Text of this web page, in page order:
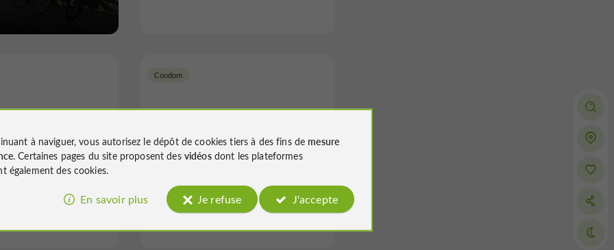
D'ADRIEN
Cyclistes à Marciac
Gheeraert Serge
Condom
VTT Randonnées Cyclistes à Condom
à naviguer, vous autorisez le dépôt de cookies tiers à des fins de mesure
. Certaines pages du site proposent des vidéosdont les plateformes
également des cookies.
En savoir plus Je refuse J'accepte